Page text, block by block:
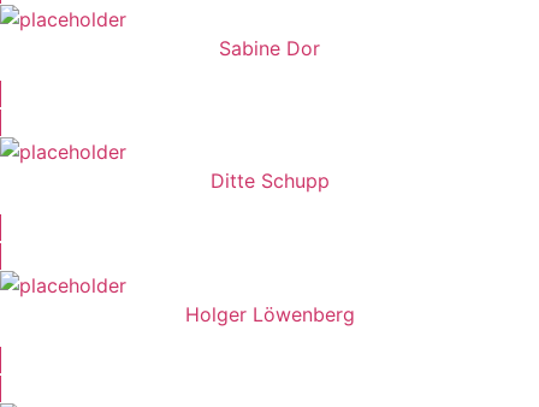
Sabine Dor
Ditte Schupp
Holger Löwenberg